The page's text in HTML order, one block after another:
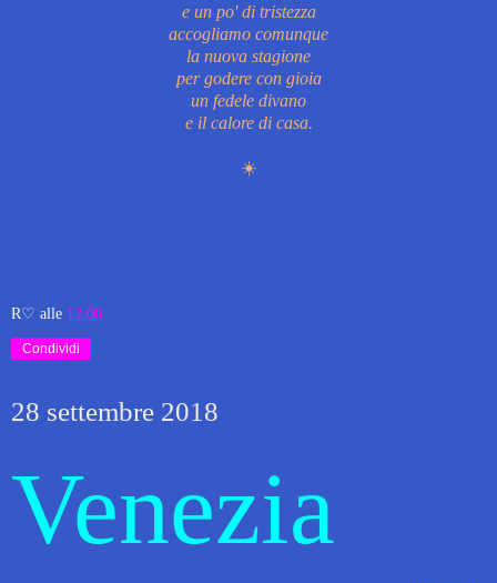
e un po' di tristezza
accogliamo comunque
la nuova stagione
per godere con gioia
un fedele divano
e il calore di casa.
☀️
R♡ alle 12:00
Condividi
28 settembre 2018
Venezia